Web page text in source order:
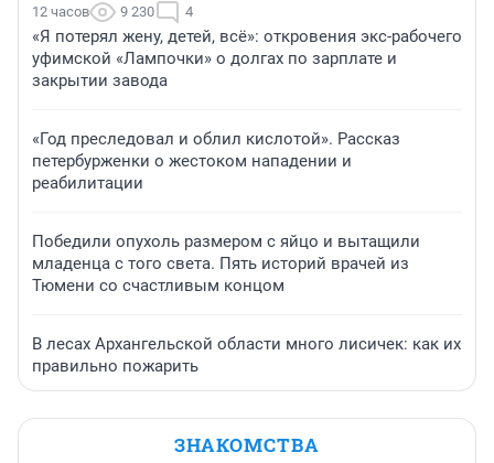
12 часов 9 230 4
«Я потерял жену, детей, всё»: откровения экс-рабочего
уфимской «Лампочки» о долгах по зарплате и
закрытии завода
«Год преследовал и облил кислотой». Рассказ
петербурженки о жестоком нападении и
реабилитации
Победили опухоль размером с яйцо и вытащили
младенца с того света. Пять историй врачей из
Тюмени со счастливым концом
В лесах Архангельской области много лисичек: как их
правильно пожарить
ЗНАКОМСТВА